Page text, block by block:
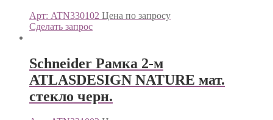
Арт: ATN330102 Цена по запросу
Сделать запрос
Schneider Рамка 2-м
ATLASDESIGN NATURE мат.
стекло черн.